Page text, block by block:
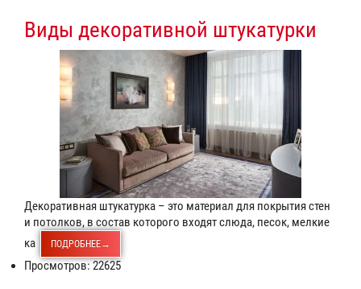
Виды декоративной штукатурки
Декоративная штукатурка – это материал для покрытия стен
и потолков, в состав которого входят слюда, песок, мелкие
ка
ПОДРОБНЕЕ→
Просмотров: 22625